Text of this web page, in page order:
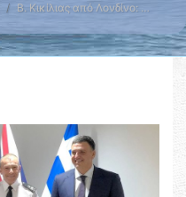
Β. Κικίλιας από Λονδίνο: …